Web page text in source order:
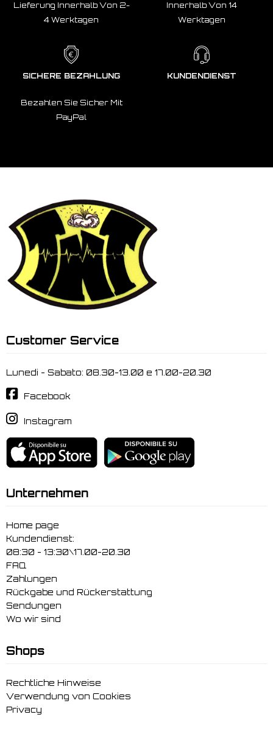
Lieferung Innerhalb Von 2-
4 Werktagen
Innerhalb Von 14
Werktagen
SICHERE BEZAHLUNG
Bezahlen Sie Sicher Mit
PayPal
KUNDENDIENST
Customer Service
Lunedi - Sabato: 08.30-13.00 e 17.00-20.30
Facebook
Instagram
Unternehmen
Home page
Kundendienst:
08:30 - 13:30\17.00-20.30
FAQ
Zahlungen
Rückgabe und Rückerstattung
Sendungen
Wo wir sind
Shops
Rechtliche Hinweise
Verwendung von Cookies
Privacy